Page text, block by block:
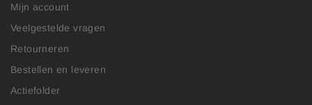
Mijn account
Veelgestelde vragen
Retourneren
Bestellen en leveren
Actiefolder